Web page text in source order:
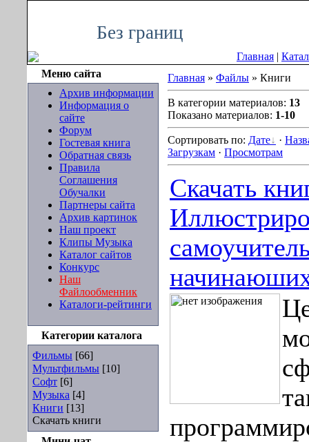
Без границ
Главная |
Меню сайта
Архив информации
Информация о
сайте
Форум
Гостевая книга
Обратная связь
Правила
Соглашения
Обучалки
Партнеры сайта
Архив картинок
Наш проект
Клипы Музыка
Каталог сайтов
Конкурс
Наш
Файлообменник
Каталоги-рейтинги
Категории каталога
Фильмы [66]
Мультфильмы [10]
Софт [6]
Музыка [4]
Книги [13]
Скачать книги
Главная » Файлы » Книги
В категории материалов: 13
Показано материалов: 1-10
Сортировать по: Дате ·
Загрузкам · Просмотрам
Скачать